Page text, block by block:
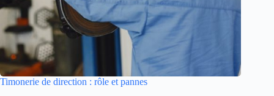
Timonerie de direction : rôle et pannes